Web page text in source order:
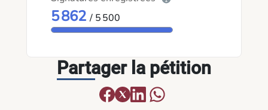
5 862 / 5 500
Partager la pétition